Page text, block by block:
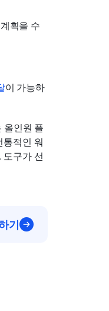
획을 수
이 가능하
올인원 플
통적인 워
도구가 선
기